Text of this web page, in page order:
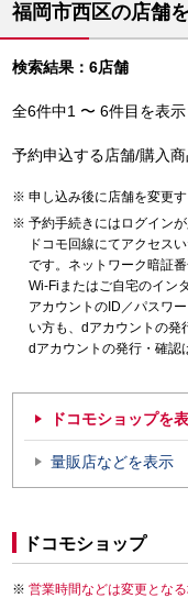
福岡市西区の店舗
検索結果：6店舗
全6件中1 〜 6件目を表
予約申込する店舗/購入
申し込み後に店舗を変更す
予約手続きにはログインが
ドコモ回線にてアクセス
です。ネットワーク暗証
Wi-Fiまたはご自宅のイン
アカウントのID／パスワ
い方も、dアカウントの発
dアカウントの発行・確認
ドコモショップを
量販店などを表示
ドコモショップ
営業時間などは変更とな